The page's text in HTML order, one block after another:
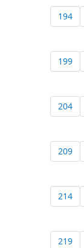
194
199
204
209
214
219